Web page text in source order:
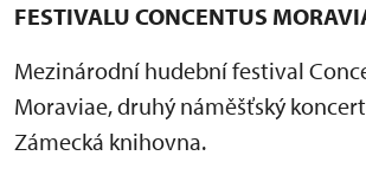
FESTIVALU CONCENTUS
Mezinárodní hudební festival
Moraviae, druhý náměšťský
Zámecká knihovna.